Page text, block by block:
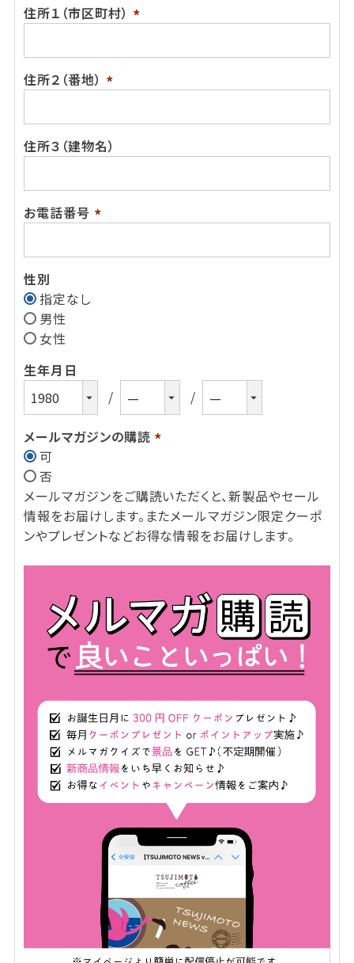
住所１（市区町村）
須)
住所２（番地）
須)
住所３（建物名）
お電話番号
須)
性別
指定なし
男性
女性
生年月日
メールマガジンの購読
可
否
メールマガジンをご購読いただくと、新製品やセール
情報をお届けします。またメールマガジン限定クーポ
ンやプレゼントなどお得な情報をお届けします。